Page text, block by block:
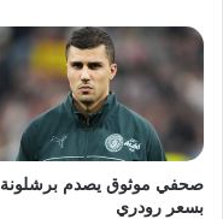
صحفي موثوق يصدم برشلونة
بسعر رودري